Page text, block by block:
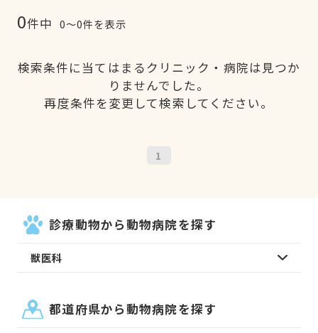
0件中 0〜0件を表示
検索条件に当てはまるクリニック・病院は見つか
りませんでした。
再度条件を変更して検索してください。
1
診療動物から動物病院を探す
獣医科
都道府県から動物病院を探す